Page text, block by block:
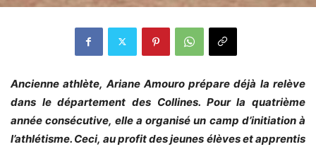
Ancienne athlète, Ariane Amouro prépare déjà la relève
dans le département des Collines. Pour la quatrième
année consécutive, elle a organisé un camp d’initiation à
l’athlétisme. Ceci, au profit des jeunes élèves et apprentis